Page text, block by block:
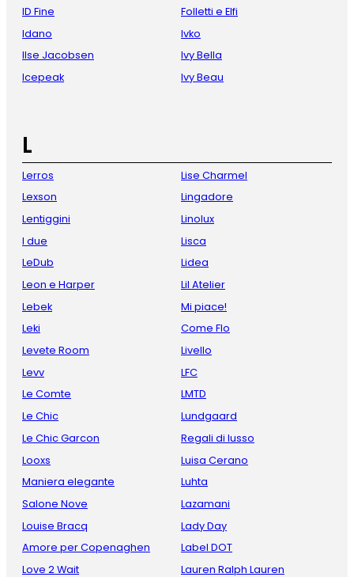
ID Fine
Idano
Ilse Jacobsen
Icepeak
Folletti e Elfi
Ivko
Ivy Bella
Ivy Beau
L
Lerros
Lexson
Lentiggini
I due
LeDub
Leon e Harper
Lebek
Leki
Levete Room
Levv
Le Comte
Le Chic
Le Chic Garcon
Looxs
Maniera elegante
Salone Nove
Louise Bracq
Amore per Copenaghen
Love 2 Wait
Lise Charmel
Lingadore
Linolux
Lisca
Lidea
Lil Atelier
Mi piace!
Come Flo
Livello
LFC
LMTD
Lundgaard
Regali di lusso
Luisa Cerano
Luhta
Lazamani
Lady Day
Label DOT
Lauren Ralph Lauren